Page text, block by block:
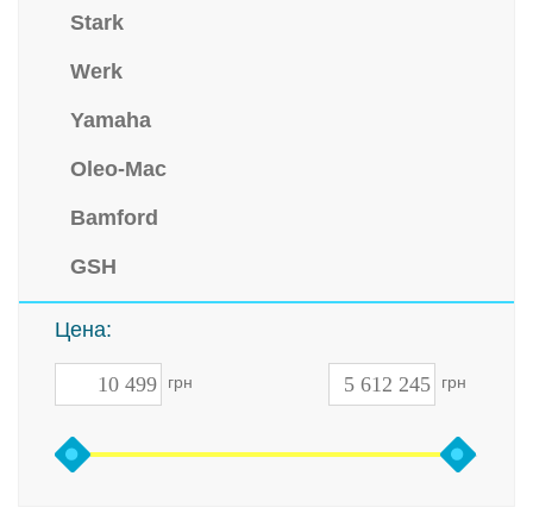
Stark
Werk
Yamaha
Oleo-Mac
Bamford
GSH
Цена:
грн грн